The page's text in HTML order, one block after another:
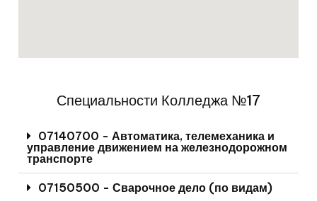
Специальности Колледжа №17
07140700 - Автоматика, телемеханика и
управление движением на железнодорожном
транспорте
07150500 - Сварочное дело (по видам)